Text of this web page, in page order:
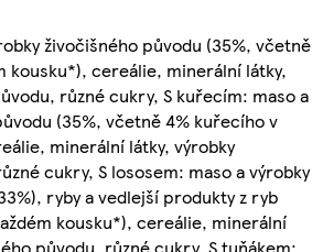
živočišného původu (35%, včetně
kousku*), cereálie, minerální látky,
různé cukry, S kuřecím: maso a
(35%, včetně 4% kuřecího v
minerální látky, výrobky
cukry, S lososem: maso a výrobky
ryby a vedlejší produkty z ryb
kousku*), cereálie, minerální
původu, různé cukry, S tuňákem: